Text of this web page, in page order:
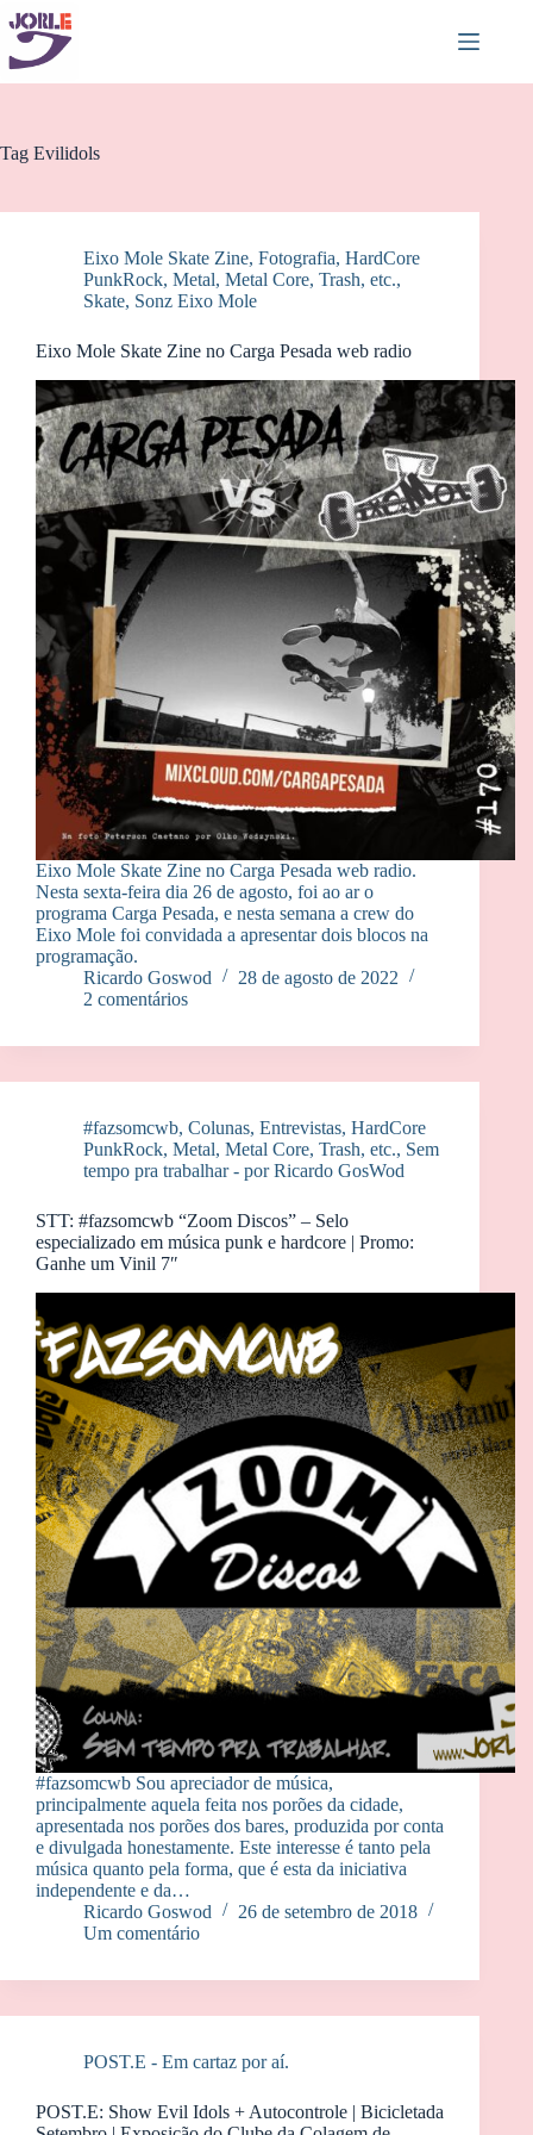
Pular
para
conteúdo
Tag Evilidols
Eixo Mole Skate Zine, Fotografia, HardCore
PunkRock, Metal, Metal Core, Trash, etc.,
Skate, Sonz Eixo Mole
Eixo Mole Skate Zine no Carga Pesada web radio
Eixo Mole Skate Zine no Carga Pesada web radio.
Nesta sexta-feira dia 26 de agosto, foi ao ar o
programa Carga Pesada, e nesta semana a crew do
Eixo Mole foi convidada a apresentar dois blocos na
programação.
Ricardo Goswod
28 de agosto de 2022
2 comentários
#fazsomcwb, Colunas, Entrevistas, HardCore
PunkRock, Metal, Metal Core, Trash, etc., Sem
tempo pra trabalhar - por Ricardo GosWod
STT: #fazsomcwb “Zoom Discos” – Selo
especializado em música punk e hardcore | Promo:
Ganhe um Vinil 7″
#fazsomcwb Sou apreciador de música,
principalmente aquela feita nos porões da cidade,
apresentada nos porões dos bares, produzida por conta
e divulgada honestamente. Este interesse é tanto pela
música quanto pela forma, que é esta da iniciativa
independente e da…
Ricardo Goswod
26 de setembro de 2018
Um comentário
POST.E - Em cartaz por aí.
POST.E: Show Evil Idols + Autocontrole | Bicicletada